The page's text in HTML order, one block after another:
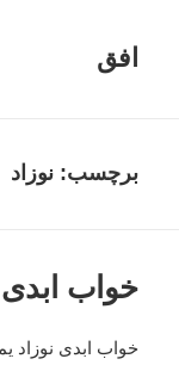
افق
برچسب:نوزاد
خواب
خواب ابدی نوزاد